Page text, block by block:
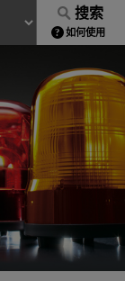
搜索
如何使用